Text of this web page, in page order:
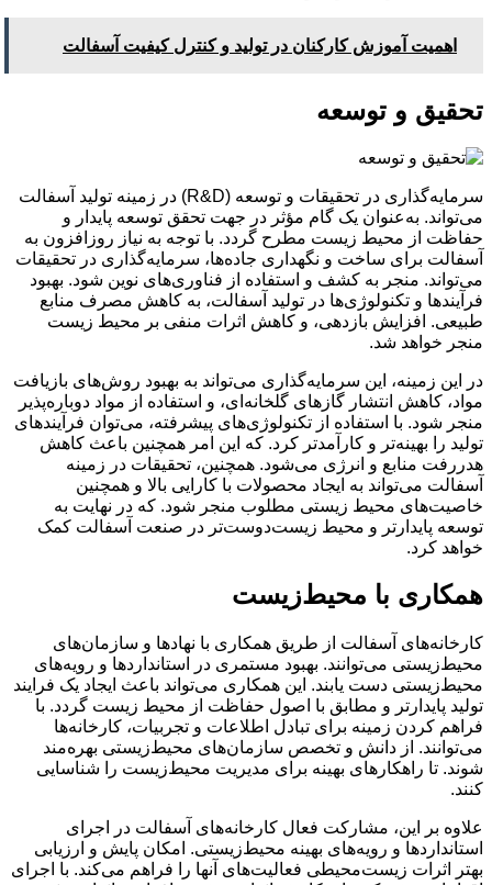
اهمیت آموزش کارکنان در تولید و کنترل کیفیت آسفالت
تحقیق و توسعه
سرمایه‌گذاری در تحقیقات و توسعه (R&D) در زمینه تولید آسفالت
می‌تواند. به‌عنوان یک گام مؤثر در جهت تحقق توسعه پایدار و
حفاظت از محیط زیست مطرح گردد. با توجه به نیاز روزافزون به
آسفالت برای ساخت و نگهداری جاده‌ها، سرمایه‌گذاری در تحقیقات
می‌تواند. منجر به کشف و استفاده از فناوری‌های نوین شود. بهبود
فرآیندها و تکنولوژی‌ها در تولید آسفالت، به کاهش مصرف منابع
طبیعی. افزایش بازدهی، و کاهش اثرات منفی بر محیط زیست
منجر خواهد شد.
در این زمینه، این سرمایه‌گذاری می‌تواند به بهبود روش‌های بازیافت
مواد، کاهش انتشار گازهای گلخانه‌ای، و استفاده از مواد دوباره‌پذیر
منجر شود. با استفاده از تکنولوژی‌های پیشرفته، می‌توان فرآیندهای
تولید را بهینه‌تر و کارآمدتر کرد. که این امر همچنین باعث کاهش
هدررفت منابع و انرژی می‌شود. همچنین، تحقیقات در زمینه
آسفالت می‌تواند به ایجاد محصولات با کارایی بالا و همچنین
خاصیت‌های محیط زیستی مطلوب منجر شود. که در نهایت به
توسعه پایدارتر و محیط زیست‌دوست‌تر در صنعت آسفالت کمک
خواهد کرد.
همکاری با محیط‌زیست
کارخانه‌های آسفالت از طریق همکاری با نهادها و سازمان‌های
محیط‌زیستی می‌توانند. بهبود مستمری در استانداردها و رویه‌های
محیط‌زیستی دست یابند. این همکاری می‌تواند باعث ایجاد یک فرایند
تولید پایدارتر و مطابق با اصول حفاظت از محیط زیست گردد. با
فراهم کردن زمینه برای تبادل اطلاعات و تجربیات، کارخانه‌ها
می‌توانند. از دانش و تخصص سازمان‌های محیط‌زیستی بهره‌مند
شوند. تا راهکارهای بهینه برای مدیریت محیط‌زیست را شناسایی
کنند.
علاوه بر این، مشارکت فعال کارخانه‌های آسفالت در اجرای
استانداردها و رویه‌های بهینه محیط‌زیستی. امکان پایش و ارزیابی
بهتر اثرات زیست‌محیطی فعالیت‌های آنها را فراهم می‌کند. با اجرای